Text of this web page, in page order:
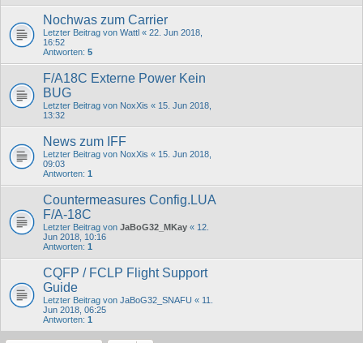
Nochwas zum Carrier
Letzter Beitrag von Wattl « 22. Jun 2018,
16:52
Antworten: 5
F/A18C Externe Power Kein
BUG
Letzter Beitrag von NoxXis « 15. Jun 2018,
13:32
News zum IFF
Letzter Beitrag von NoxXis « 15. Jun 2018,
09:03
Antworten: 1
Countermeasures Config.LUA
F/A-18C
Letzter Beitrag von JaBoG32_MKay « 12.
Jun 2018, 10:16
Antworten: 1
CQFP / FCLP Flight Support
Guide
Letzter Beitrag von JaBoG32_SNAFU « 11.
Jun 2018, 06:25
Antworten: 1